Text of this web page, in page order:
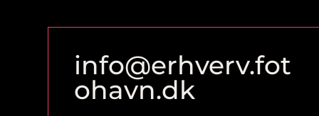
info@erhverv.fot
ohavn.dk